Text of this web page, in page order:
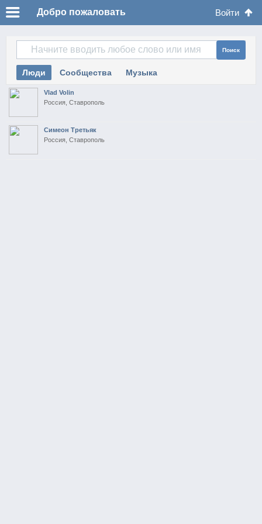
Войти
Добро пожаловать
Поиск
Люди Сообщества Музыка
Vlad Volin
Россия, Ставрополь
Симеон Третьяк
Россия, Ставрополь